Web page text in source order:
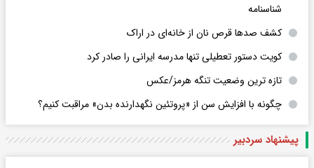
شناسنامه
کشف صدها قرص نان از خانه‌ای در اراک
کویت دستور تعطیلی تنها مدرسه ایرانی را صادر کرد
تازه ترین وضعیت تنگه هرمز/عکس
چگونه با افزایش سن از «پروتئین نگهدارنده بدن» مراقبت کنیم؟
پیشنهاد سردبیر